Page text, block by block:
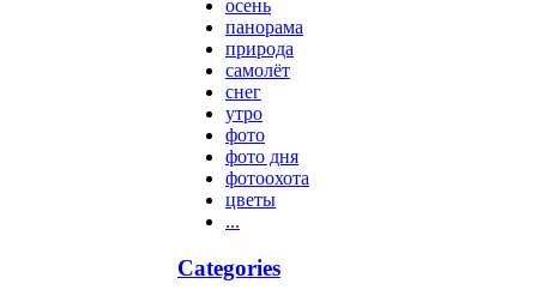
осень
панорама
природа
самолёт
снег
утро
фото
фото дня
фотоохота
цветы
...
Categories